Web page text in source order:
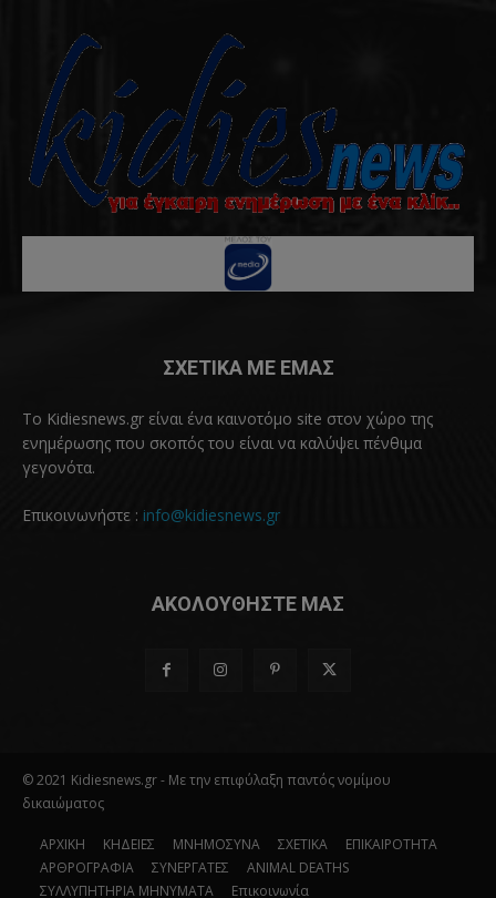
ΣΧΕΤΙΚΑ ΜΕ ΕΜΑΣ
Το Kidiesnews.gr είναι ένα καινοτόμο site στον χώρο της
ενημέρωσης που σκοπός του είναι να καλύψει πένθιμα
γεγονότα.
Επικοινωνήστε : info@kidiesnews.gr
ΑΚΟΛΟΥΘΗΣΤΕ ΜΑΣ
© 2021 Kidiesnews.gr - Με την επιφύλαξη παντός νομίμου
δικαιώματος
ΑΡΧΙΚΗ ΚΗΔΕΙΕΣ ΜΝΗΜΟΣΥΝΑ ΣΧΕΤΙΚΑ
ΕΠΙΚΑΙΡΟΤΗΤΑ
ΑΡΘΡΟΓΡΑΦΙΑ
ΣΥΝΕΡΓΑΤΕΣ
ANIMAL DEATHS
ΣΥΛΛΥΠΗΤΗΡΙΑ ΜΗΝΥΜΑΤΑ
Επικοινωνία